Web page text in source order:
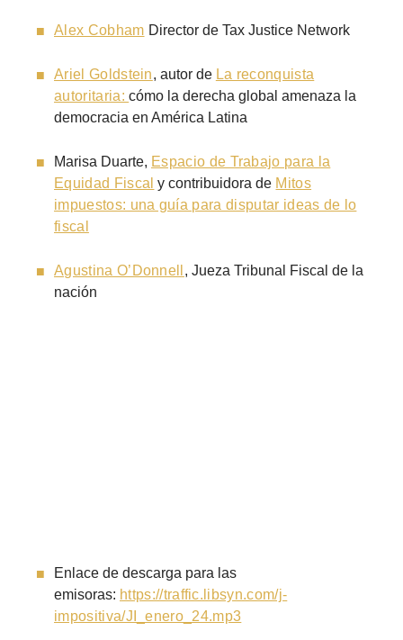
Alex Cobham Director de Tax Justice Network
Ariel Goldstein, autor de La reconquista
autoritaria:cómo la derecha global amenaza la
democracia en América Latina
Marisa Duarte, Espacio de Trabajo para la
Equidad Fiscal y contribuidora de Mitos
impuestos: una guía para disputar ideas de lo
fiscal
Agustina O’Donnell , Jueza Tribunal Fiscal de la
nación
Enlace de descarga para las
emisoras: https://traffic.libsyn.com/j-
impositiva/JI_enero_24.mp3